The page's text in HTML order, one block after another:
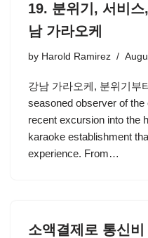
19. 분위기, 서비
남 가라오케
by Harold Ramirez
강남 가라오케, 분위기부
seasoned observer of
recent excursion into the
karaoke establishment
experience. From…
소액결제로 통신